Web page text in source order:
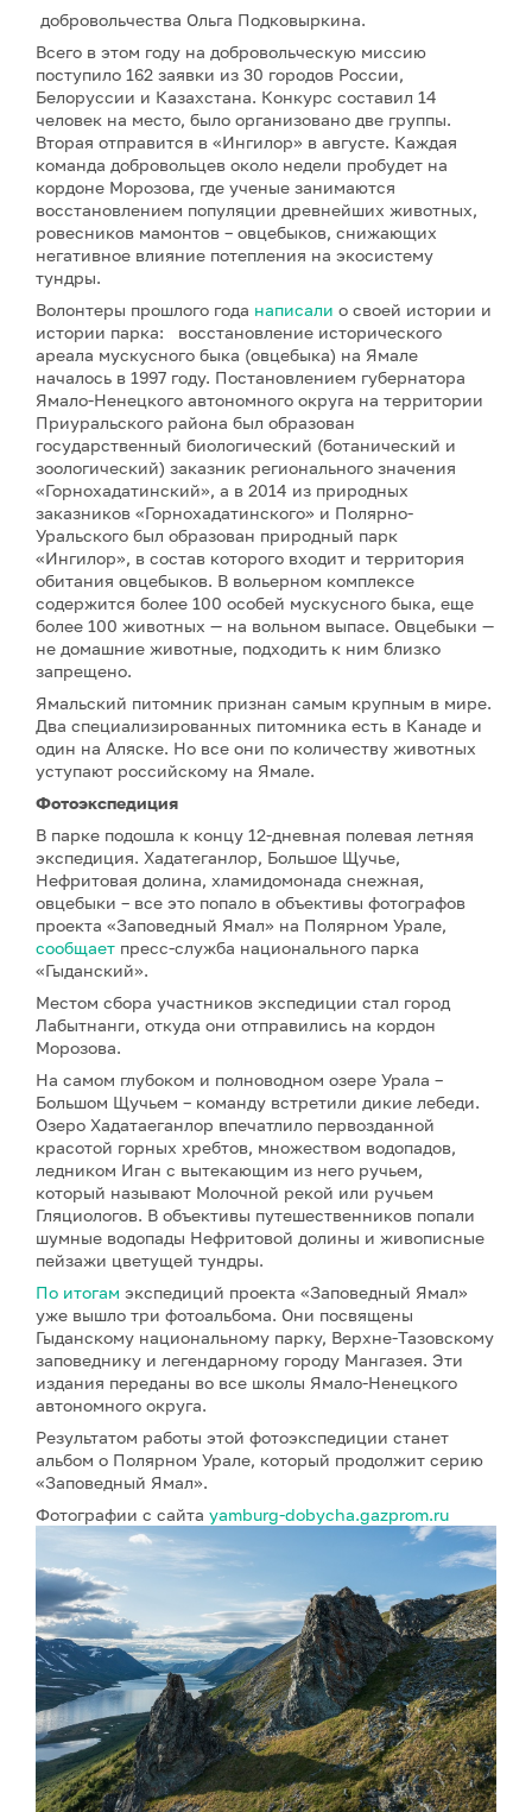
добровольчества Ольга Подковыркина.
Всего в этом году на добровольческую миссию
поступило 162 заявки из 30 городов России,
Белоруссии и Казахстана. Конкурс составил 14
человек на место, было организовано две группы.
Вторая отправится в «Ингилор» в августе. Каждая
команда добровольцев около недели пробудет на
кордоне Морозова, где ученые занимаются
восстановлением популяции древнейших животных,
ровесников мамонтов – овцебыков, снижающих
негативное влияние потепления на экосистему
тундры.
Волонтеры прошлого года написали о своей истории и
истории парка: восстановление исторического
ареала мускусного быка (овцебыка) на Ямале
началось в 1997 году. Постановлением губернатора
Ямало-Ненецкого автономного округа на территории
Приуральского района был образован
государственный биологический (ботанический и
зоологический) заказник регионального значения
«Горнохадатинский», а в 2014 из природных
заказников «Горнохадатинского» и Полярно-
Уральского был образован природный парк
«Ингилор», в состав которого входит и территория
обитания овцебыков. В вольерном комплексе
содержится более 100 особей мускусного быка, еще
более 100 животных — на вольном выпасе. Овцебыки —
не домашние животные, подходить к ним близко
запрещено.
Ямальский питомник признан самым крупным в мире.
Два специализированных питомника есть в Канаде и
один на Аляске. Но все они по количеству животных
уступают российскому на Ямале.
Фотоэкспедиция
В парке подошла к концу 12-дневная полевая летняя
экспедиция. Хадатеганлор, Большое Щучье,
Нефритовая долина, хламидомонада снежная,
овцебыки – все это попало в объективы фотографов
проекта «Заповедный Ямал» на Полярном Урале,
сообщает пресс-служба национального парка
«Гыданский».
Местом сбора участников экспедиции стал город
Лабытнанги, откуда они отправились на кордон
Морозова.
На самом глубоком и полноводном озере Урала –
Большом Щучьем – команду встретили дикие лебеди.
Озеро Хадатаеганлор впечатлило первозданной
красотой горных хребтов, множеством водопадов,
ледником Иган с вытекающим из него ручьем,
который называют Молочной рекой или ручьем
Гляциологов. В объективы путешественников попали
шумные водопады Нефритовой долины и живописные
пейзажи цветущей тундры.
По итогам экспедиций проекта «Заповедный Ямал»
уже вышло три фотоальбома. Они посвящены
Гыданскому национальному парку, Верхне-Тазовскому
заповеднику и легендарному городу Мангазея. Эти
издания переданы во все школы Ямало-Ненецкого
автономного округа.
Результатом работы этой фотоэкспедиции станет
альбом о Полярном Урале, который продолжит серию
«Заповедный Ямал».
Фотографии с сайта yamburg-dobycha.gazprom.ru